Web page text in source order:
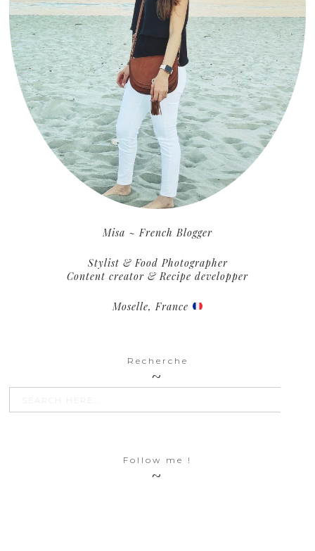
Misa ~ French Blogger
Stylist & Food Photographer
Content creator & Recipe developper
Moselle, France
Recherche
Search SEARCH
Follow me !